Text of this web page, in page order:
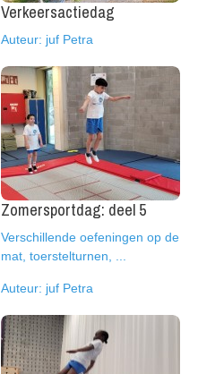
Verkeersactiedag
Auteur: juf Petra
Zomersportdag: deel 5
Verschillende oefeningen op de
mat, toerstelturnen, ...
Auteur: juf Petra